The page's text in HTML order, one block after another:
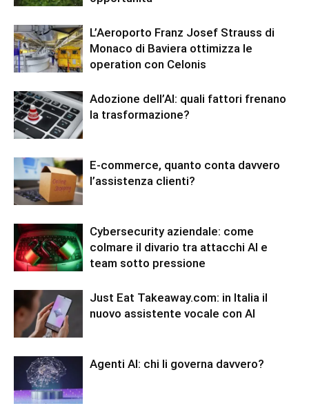
L’Aeroporto Franz Josef Strauss di
Monaco di Baviera ottimizza le
operation con Celonis
Adozione dell’AI: quali fattori frenano
la trasformazione?
E-commerce, quanto conta davvero
l’assistenza clienti?
Cybersecurity aziendale: come
colmare il divario tra attacchi AI e
team sotto pressione
Just Eat Takeaway.com: in Italia il
nuovo assistente vocale con AI
Agenti AI: chi li governa davvero?